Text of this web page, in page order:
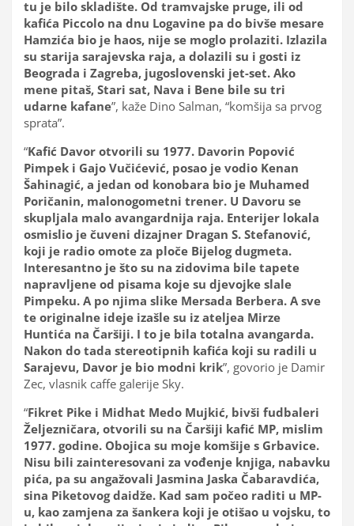
tu je bilo skladište. Od tramvajske pruge, ili od
kafića Piccolo na dnu Logavine pa do bivše mesare
Hamzića bio je haos, nije se moglo prolaziti. Izlazila
su starija sarajevska raja, a dolazili su i gosti iz
Beograda i Zagreba, jugoslovenski jet-set. Ako
mene pitaš, Stari sat, Nava i Bene bile su tri
udarne kafane”, kaže Dino Salman, “komšija sa prvog
sprata”.
“Kafić Davor otvorili su 1977. Davorin Popović
Pimpek i Gajo Vučićević, posao je vodio Kenan
Šahinagić, a jedan od konobara bio je Muhamed
Poričanin, malonogometni trener. U Davoru se
skupljala malo avangardnija raja. Enterijer lokala
osmislio je čuveni dizajner Dragan S. Stefanović,
koji je radio omote za ploče Bijelog dugmeta.
Interesantno je što su na zidovima bile tapete
napravljene od pisama koje su djevojke slale
Pimpeku. A po njima slike Mersada Berbera. A sve
te originalne ideje izašle su iz ateljea Mirze
Huntića na Čaršiji. I to je bila totalna avangarda.
Nakon do tada stereotipnih kafića koji su radili u
Sarajevu, Davor je bio modni krik”, govorio je Damir
Zec, vlasnik caffe galerije Sky.
“Fikret Pike i Midhat Medo Mujkić, bivši fudbaleri
Željezničara, otvorili su na Čaršiji kafić MP, mislim
1977. godine. Obojica su moje komšije s Grbavice.
Nisu bili zainteresovani za vođenje knjiga, nabavku
pića, pa su angažovali Jasmina Jaska Čabaravdića,
sina Piketovog daidže. Kad sam počeo raditi u MP-
u, kao zamjena za šankera koji je otišao u vojsku, to